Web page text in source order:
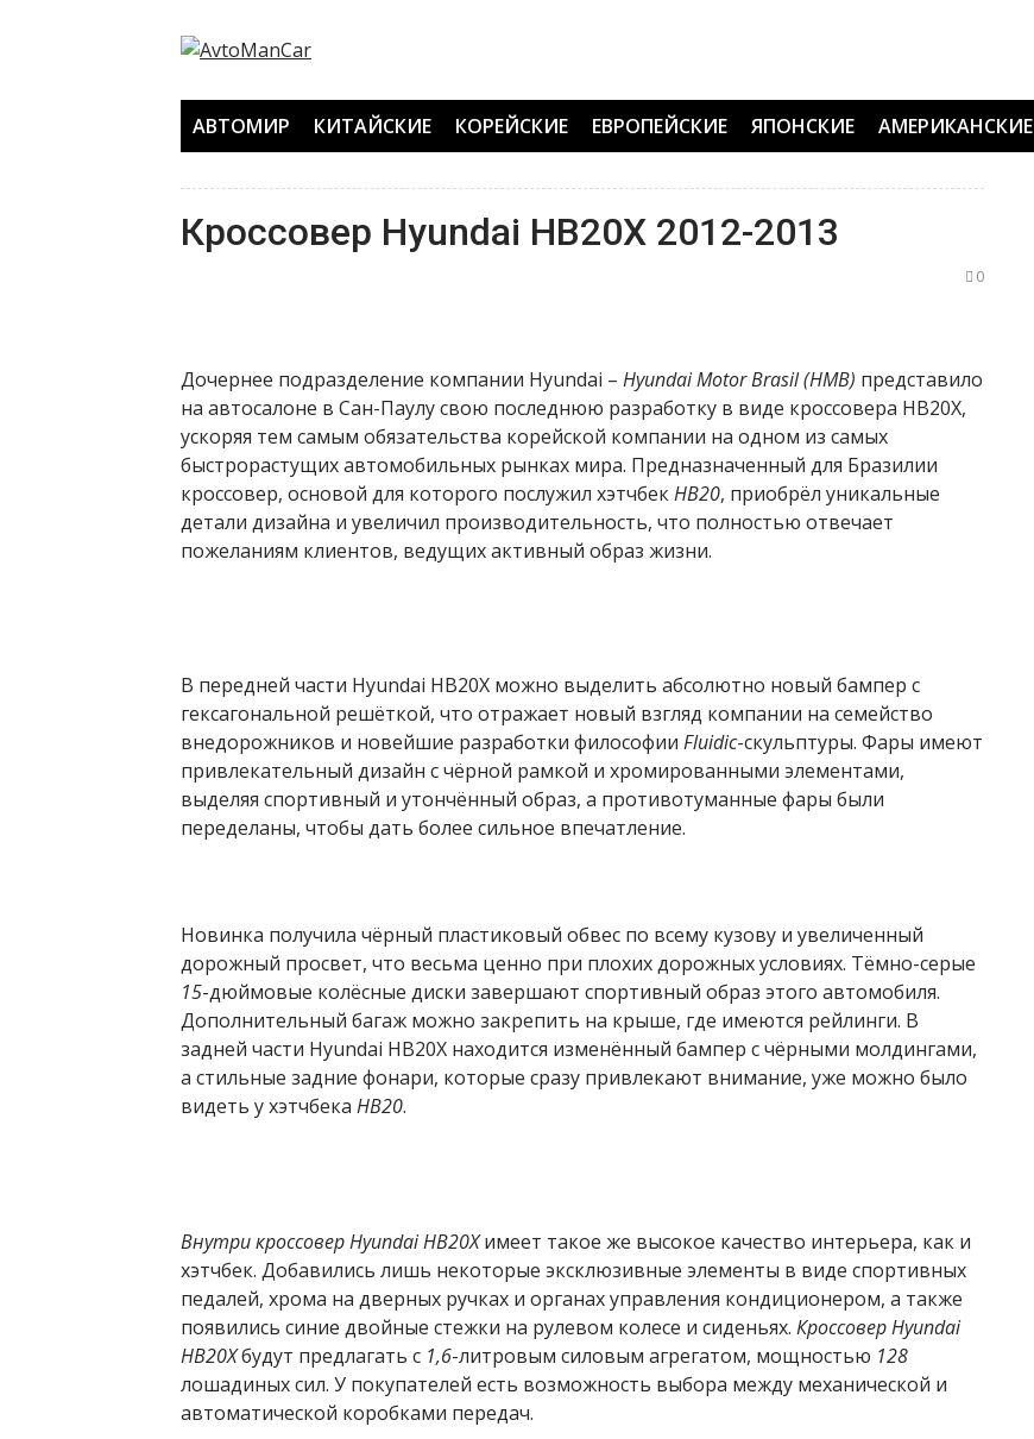
АВТОМИР КИТАЙСКИЕ КОРЕЙСКИЕ ЕВРОПЕЙСКИЕ ЯПОНСКИЕ АМЕРИКАНСКИЕ
Кроссовер Hyundai HB20X 2012-2013
0
Дочернее подразделение компании Hyundai – Hyundai Motor Brasil (HMB) представило
на автосалоне в Сан-Паулу свою последнюю разработку в виде кроссовера HB20X,
ускоряя тем самым обязательства корейской компании на одном из самых
быстрорастущих автомобильных рынках мира. Предназначенный для Бразилии
кроссовер, основой для которого послужил хэтчбекHB20, приобрёл уникальные
детали дизайна и увеличил производительность, что полностью отвечает
пожеланиям клиентов, ведущих активный образ жизни.
В передней части Hyundai HB20X можно выделить абсолютно новый бампер с
гексагональной решёткой, что отражает новый взгляд компании на семейство
внедорожников и новейшие разработки философии Fluidic-скульптуры. Фары имеют
привлекательный дизайн с чёрной рамкой и хромированными элементами,
выделяя спортивный и утончённый образ, а противотуманные фары были
переделаны, чтобы дать более сильное впечатление.
Новинка получила чёрный пластиковый обвес по всему кузову и увеличенный
дорожный просвет, что весьма ценно при плохих дорожных условиях. Тёмно-серые
15-дюймовые колёсные диски завершают спортивный образ этого автомобиля.
Дополнительный багаж можно закрепить на крыше, где имеются рейлинги. В
задней части Hyundai HB20X находится изменённый бампер с чёрными молдингами,
а стильные задние фонари, которые сразу привлекают внимание, уже можно было
видеть у хэтчбека HB20.
Внутри кроссовер Hyundai HB20Xимеет такое же высокое качество интерьера, как и
хэтчбек. Добавились лишь некоторые эксклюзивные элементы в виде спортивных
педалей, хрома на дверных ручках и органах управления кондиционером, а также
появились синие двойные стежки на рулевом колесе и сиденьях. Кроссовер Hyundai
HB20Xбудут предлагать с 1,6-литровым силовым агрегатом, мощностью 128
лошадиных сил. У покупателей есть возможность выбора между механической и
автоматической коробками передач.